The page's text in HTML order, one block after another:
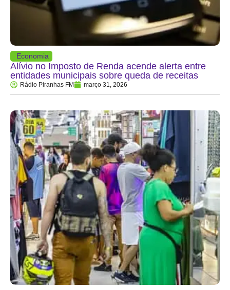
Economia
Alívio no Imposto de Renda acende alerta entre
entidades municipais sobre queda de receitas
Rádio Piranhas FM março 31, 2026